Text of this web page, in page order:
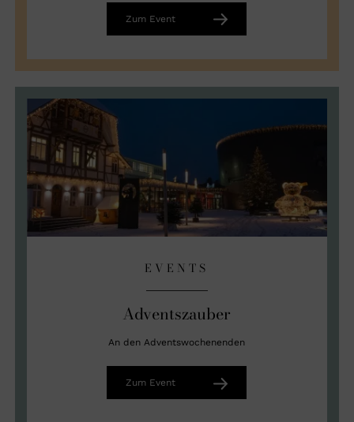
Zum Event
EVENTS
Adventszauber
An den Adventswochenenden
Zum Event